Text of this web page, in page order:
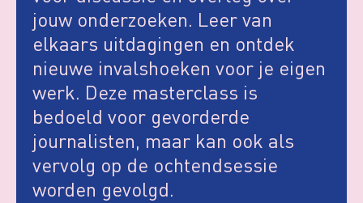
jouw onderzoeken. Leer van
elkaars uitdagingen en ontdek
nieuwe invalshoeken voor je eigen
werk. Deze masterclass is
bedoeld voor gevorderde
journalisten, maar kan ook als
vervolg op de ochtendsessie
worden gevolgd.